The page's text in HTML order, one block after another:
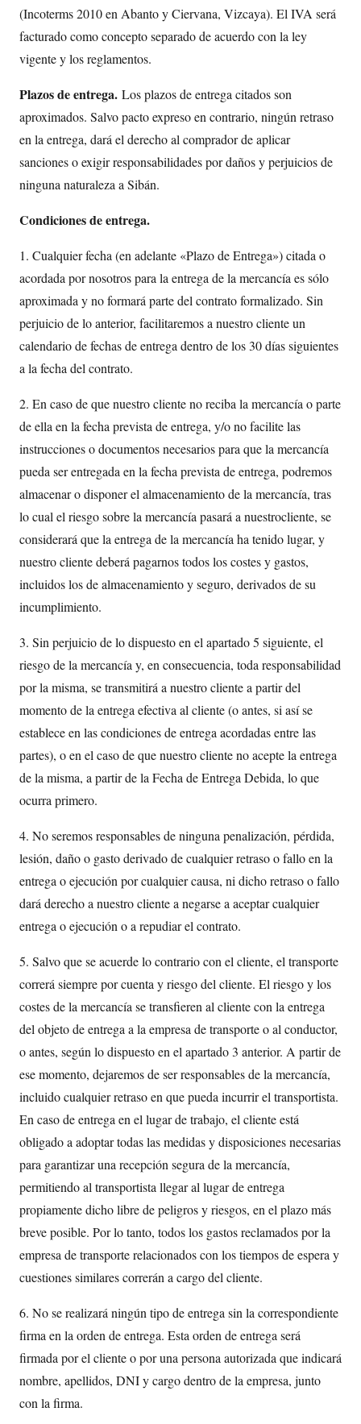
(Incoterms 2010 en Abanto y Ciervana, Vizcaya). El IVA será
facturado como concepto separado de acuerdo con la ley
vigente y los reglamentos.
Plazos de entrega. Los plazos de entrega citados son
aproximados. Salvo pacto expreso en contrario, ningún retraso
en la entrega, dará el derecho al comprador de aplicar
sanciones o exigir responsabilidades por daños y perjuicios de
ninguna naturaleza a Sibán.
Condiciones de entrega.
1. Cualquier fecha (en adelante «Plazo de Entrega») citada o
acordada por nosotros para la entrega de la mercancía es sólo
aproximada y no formará parte del contrato formalizado. Sin
perjuicio de lo anterior, facilitaremos a nuestro cliente un
calendario de fechas de entrega dentro de los 30 días siguientes
a la fecha del contrato.
2. En caso de que nuestro cliente no reciba la mercancía o parte
de ella en la fecha prevista de entrega, y/o no facilite las
instrucciones o documentos necesarios para que la mercancía
pueda ser entregada en la fecha prevista de entrega, podremos
almacenar o disponer el almacenamiento de la mercancía, tras
lo cual el riesgo sobre la mercancía pasará a nuestrocliente, se
considerará que la entrega de la mercancía ha tenido lugar, y
nuestro cliente deberá pagarnos todos los costes y gastos,
incluidos los de almacenamiento y seguro, derivados de su
incumplimiento.
3. Sin perjuicio de lo dispuesto en el apartado 5 siguiente, el
riesgo de la mercancía y, en consecuencia, toda responsabilidad
por la misma, se transmitirá a nuestro cliente a partir del
momento de la entrega efectiva al cliente (o antes, si así se
establece en las condiciones de entrega acordadas entre las
partes), o en el caso de que nuestro cliente no acepte la entrega
de la misma, a partir de la Fecha de Entrega Debida, lo que
ocurra primero.
4. No seremos responsables de ninguna penalización, pérdida,
lesión, daño o gasto derivado de cualquier retraso o fallo en la
entrega o ejecución por cualquier causa, ni dicho retraso o fallo
dará derecho a nuestro cliente a negarse a aceptar cualquier
entrega o ejecución o a repudiar el contrato.
5. Salvo que se acuerde lo contrario con el cliente, el transporte
correrá siempre por cuenta y riesgo del cliente. El riesgo y los
costes de la mercancía se transfieren al cliente con la entrega
del objeto de entrega a la empresa de transporte o al conductor,
o antes, según lo dispuesto en el apartado 3 anterior. A partir de
ese momento, dejaremos de ser responsables de la mercancía,
incluido cualquier retraso en que pueda incurrir el transportista.
En caso de entrega en el lugar de trabajo, el cliente está
obligado a adoptar todas las medidas y disposiciones necesarias
para garantizar una recepción segura de la mercancía,
permitiendo al transportista llegar al lugar de entrega
propiamente dicho libre de peligros y riesgos, en el plazo más
breve posible. Por lo tanto, todos los gastos reclamados por la
empresa de transporte relacionados con los tiempos de espera y
cuestiones similares correrán a cargo del cliente.
6. No se realizará ningún tipo de entrega sin la correspondiente
firma en la orden de entrega. Esta orden de entrega será
firmada por el cliente o por una persona autorizada que indicará
nombre, apellidos, DNI y cargo dentro de la empresa, junto
con la firma.